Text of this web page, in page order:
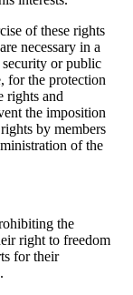
of these rights
necessary in a
or public
for the protection
rights and
the imposition
by members
of the
the
right to freedom
for their